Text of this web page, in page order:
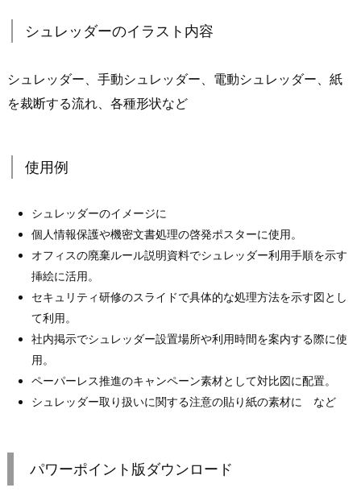
シュレッダーのイラスト内容
シュレッダー、手動シュレッダー、電動シュレッダー、紙
を裁断する流れ、各種形状など
使用例
シュレッダーのイメージに
個人情報保護や機密文書処理の啓発ポスターに使用。
オフィスの廃棄ルール説明資料でシュレッダー利用手順を示す
挿絵に活用。
セキュリティ研修のスライドで具体的な処理方法を示す図とし
て利用。
社内掲示でシュレッダー設置場所や利用時間を案内する際に使
用。
ペーパーレス推進のキャンペーン素材として対比図に配置。
シュレッダー取り扱いに関する注意の貼り紙の素材に など
パワーポイント版ダウンロード